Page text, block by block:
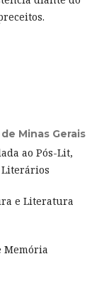
Minas Gerais
ao Pós-Lit,
Literários
e Literatura
Memória